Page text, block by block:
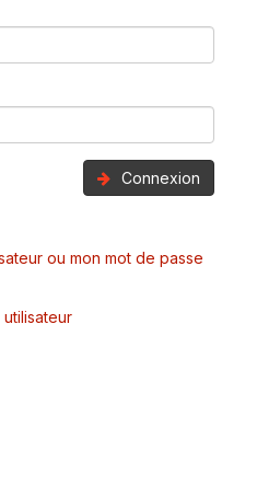
Connexion
ou mon mot de passe